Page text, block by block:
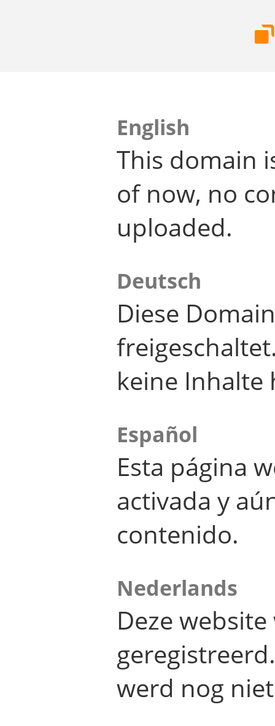
English
This domain
of now, no
uploaded.
Deutsch
Diese
keine Inhalte
Español
Esta página
activada y
contenido.
Nederlands
Deze
werd nog